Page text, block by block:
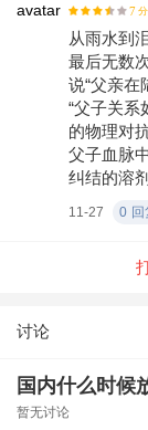
7 分
从雨水到
最后无数
说“父亲在
“父子关系
的物理对
父子血脉
纠结的溶
11-27 0 回
讨论
国内什么时候
暂无讨论